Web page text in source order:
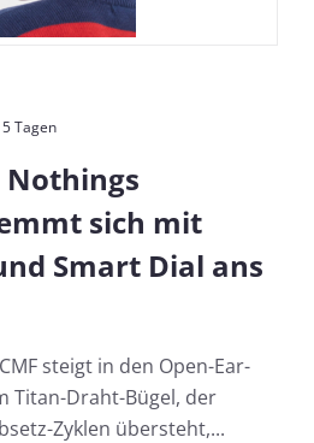
Tagen
Nothings
sich mit
Smart Dial ans
steigt in den Open-Ear-
Titan-Draht-Bügel, der
Zyklen übersteht,...